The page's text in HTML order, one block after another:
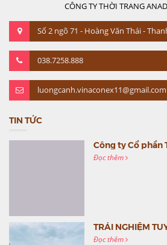
CÔNG TY THỜI TRANG
Số 2 ngõ 71 - Hoàng Văn Thái -
038.7258.888
luongcanh.vinaconex11@gmail.com
TIN TỨC
Đọc thêm
Đọc thêm